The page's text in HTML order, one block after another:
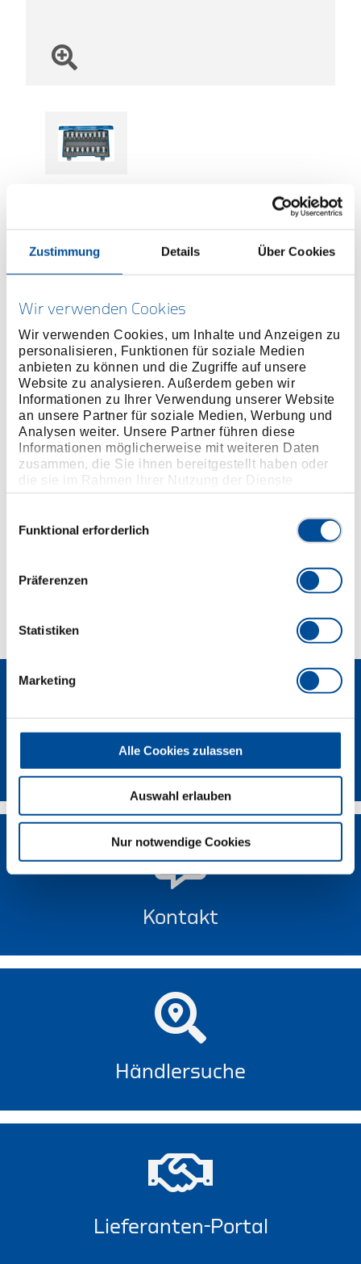
Zustimmung Details Über Cookies
Wir verwenden Cookies
Wir verwenden Cookies, um Inhalte und Anzeigen zu
personalisieren, Funktionen für soziale Medien
anbieten zu können und die Zugriffe auf unsere
Website zu analysieren. Außerdem geben wir
Informationen zu Ihrer Verwendung unserer Website
an unsere Partner für soziale Medien, Werbung und
Analysen weiter. Unsere Partner führen diese
Informationen möglicherweise mit weiteren Daten
zusammen, die Sie ihnen bereitgestellt haben oder
die sie im Rahmen Ihrer Nutzung der Dienste
gesammelt haben. Unsere vollständige
Funktional erforderlich
Präferenzen
Statistiken
Marketing
Alle Cookies zulassen
Auswahl erlauben
Nur notwendige Cookies
ONLINE KAUFEN
HÄNDLER FINDEN
Produktlinie EAN4010886612958
Produktbeschreibung
Für Innen- und Außen-TX Schrauben
Im GEDORE blauen Stahlblechkasten
Maße: 320 x 210 x 55 mm
Newsletter
Kontakt
Händlersuche
Lieferanten-Portal